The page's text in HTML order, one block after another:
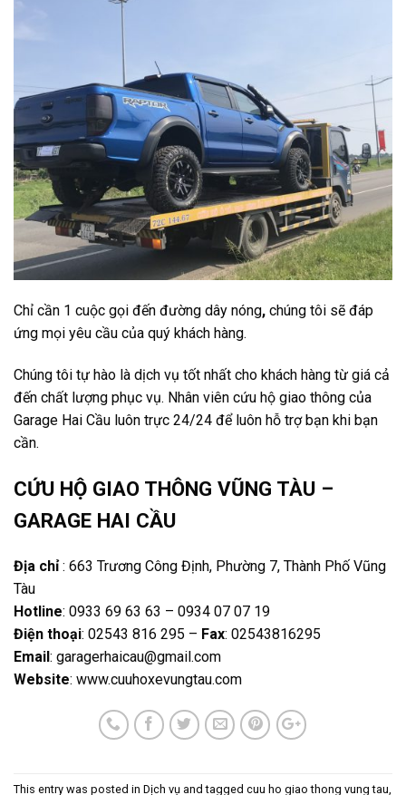
Chỉ cần 1 cuộc gọi đến đường dây nóng, chúng tôi sẽ đáp
ứng mọi yêu cầu của quý khách hàng.
Chúng tôi tự hào là dịch vụ tốt nhất cho khách hàng từ giá cả
đến chất lượng phục vụ. Nhân viên cứu hộ giao thông của
Garage Hai Cầu luôn trực 24/24 để luôn hỗ trợ bạn khi bạn
cần.
CỨU HỘ GIAO THÔNG VŨNG TÀU –
GARAGE HAI CẦU
Địa chỉ: 663 Trương Công Định, Phường 7, Thành Phố Vũng
Tàu
Hotline: 0933 69 63 63 – 0934 07 07 19
Điện thoại: 02543 816 295 – Fax: 02543816295
Email : garagerhaicau@gmail.com
Website: www.cuuhoxevungtau.com
This entry was posted in Dịch vụ and tagged cuu ho giao thong vung tau